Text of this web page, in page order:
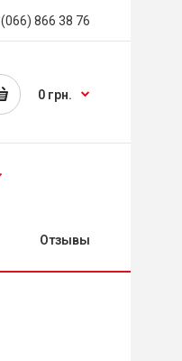
(066) 866 38 76
0 грн.
Отзывы